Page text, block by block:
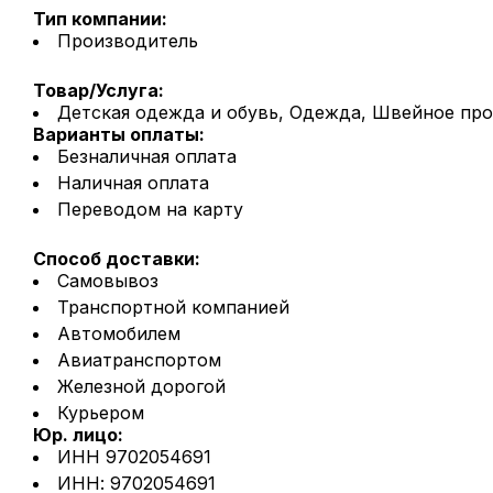
Тип компании:
Производитель
Товар/Услуга:
Детская одежда и обувь, Одежда, Швейное
Варианты оплаты:
Безналичная оплата
Наличная оплата
Переводом на карту
Способ доставки:
Самовывоз
Транспортной компанией
Автомобилем
Авиатранспортом
Железной дорогой
Курьером
Юр. лицо:
ИНН 9702054691
ИНН: 9702054691